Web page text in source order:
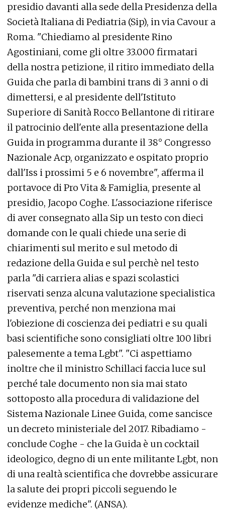
presidio davanti alla sede della Presidenza della
Società Italiana di Pediatria (Sip), in via Cavour a
Roma. "Chiediamo al presidente Rino
Agostiniani, come gli oltre 33.000 firmatari
della nostra petizione, il ritiro immediato della
Guida che parla di bambini trans di 3 anni o di
dimettersi, e al presidente dell'Istituto
Superiore di Sanità Rocco Bellantone di ritirare
il patrocinio dell'ente alla presentazione della
Guida in programma durante il 38° Congresso
Nazionale Acp, organizzato e ospitato proprio
dall'Iss i prossimi 5 e 6 novembre", afferma il
portavoce di Pro Vita & Famiglia, presente al
presidio, Jacopo Coghe. L'associazione riferisce
di aver consegnato alla Sip un testo con dieci
domande con le quali chiede una serie di
chiarimenti sul merito e sul metodo di
redazione della Guida e sul perchè nel testo
parla "di carriera alias e spazi scolastici
riservati senza alcuna valutazione specialistica
preventiva, perché non menziona mai
l'obiezione di coscienza dei pediatri e su quali
basi scientifiche sono consigliati oltre 100 libri
palesemente a tema Lgbt". "Ci aspettiamo
inoltre che il ministro Schillaci faccia luce sul
perché tale documento non sia mai stato
sottoposto alla procedura di validazione del
Sistema Nazionale Linee Guida, come sancisce
un decreto ministeriale del 2017. Ribadiamo -
conclude Coghe - che la Guida è un cocktail
ideologico, degno di un ente militante Lgbt, non
di una realtà scientifica che dovrebbe assicurare
la salute dei propri piccoli seguendo le
evidenze mediche". (ANSA).